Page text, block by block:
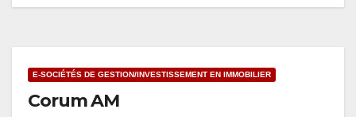
E-SOCIÉTÉS DE GESTION/INVESTISSEMENT EN IMMOBILIER
Corum AM